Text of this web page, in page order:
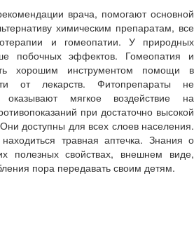
врача, помогают основной
химическим препаратам, все
и гомеопатии. У природных
побочных эффектов. Гомеопатия и
хорошим инструментом помощи в
от лекарств. Фитопрепараты не
оказывают мягкое воздействие на
при достаточно высокой
доступны для всех слоев населения.
травная аптечка. Знания о
полезных свойствах, внешнем виде,
пора передавать своим детям.